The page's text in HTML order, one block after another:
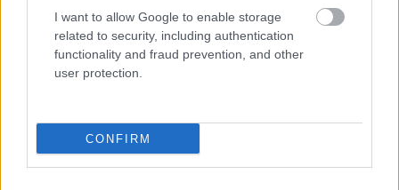
I want to allow Google to enable storage
related to security, including authentication
functionality and fraud prevention, and other
user protection.
CONFIRM
acierto. Es el noveno guardameta con más puntos (60).
El Athletic en Comunio: ¿A quién comprar, a quién
vender?
tramo de competición en cuarto